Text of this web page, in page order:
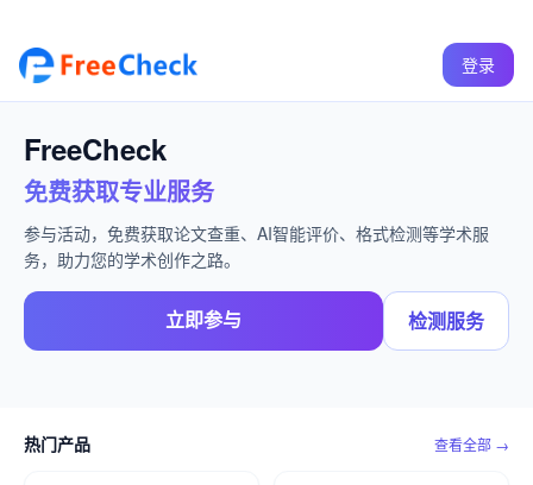
登录
FreeCheck
免费获取专业服务
参与活动，免费获取论文查重、AI智能评价、格式检测等学术服
务，助力您的学术创作之路。
立即参与 检测服务
热门产品 查看全部 →